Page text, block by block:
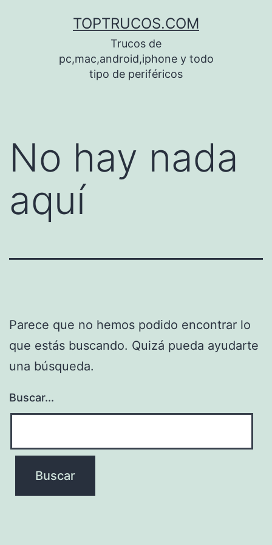
TOPTRUCOS.COM
Trucos de
pc,mac,android,iphone y todo
tipo de periféricos
No hay nada
aquí
Parece que no hemos podido encontrar lo
que estás buscando. Quizá pueda ayudarte
una búsqueda.
Buscar...